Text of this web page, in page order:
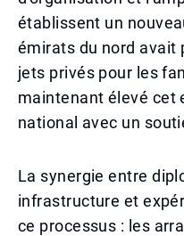
établissent un
émirats du nord avait
jets privés pour les
maintenant élevé cet
national avec un
La synergie entre
infrastructure et
ce processus : les